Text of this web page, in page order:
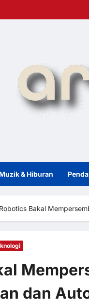
Muzik & Hiburan
Bakal
dan